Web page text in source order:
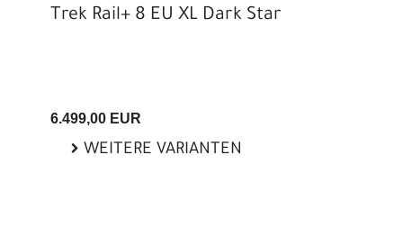
Trek Rail+ 8 EU XL Dark Star
6.499,00 EUR
WEITERE VARIANTEN